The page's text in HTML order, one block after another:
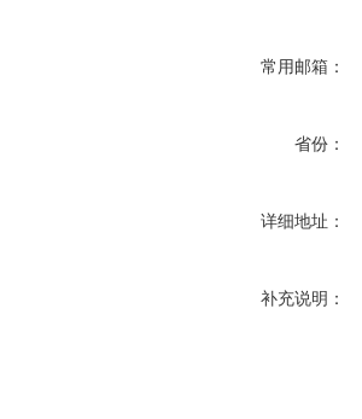
常用邮箱：
省份：
详细地址：
补充说明：